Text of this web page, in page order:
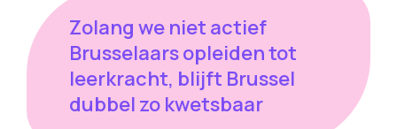
Zolang we niet actief
Brusselaars opleiden tot
leerkracht, blijft Brussel
dubbel zo kwetsbaar